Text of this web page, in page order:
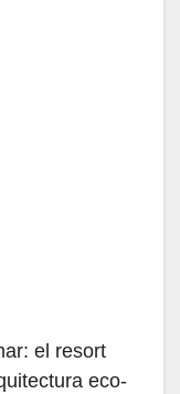
el resort
eco-